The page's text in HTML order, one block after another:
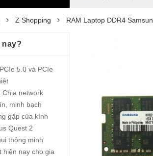
Z Shopping RAM Laptop DDR4
nay?
5.0 và PCIe
Chia network
minh bạch
gặp của kính
Quest 2
thông minh
hiện nay cho gia